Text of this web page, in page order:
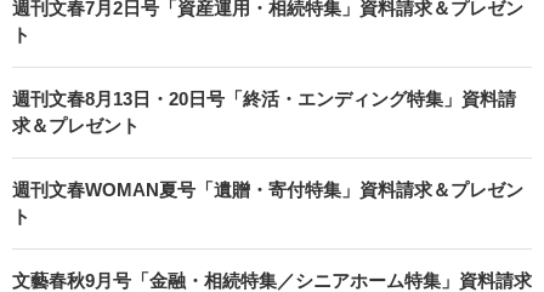
週刊文春7月2日号「資産運用・相続特集」資料請求＆プレゼン
ト
週刊文春8月13日・20日号「終活・エンディング特集」資料請
求＆プレゼント
週刊文春WOMAN夏号「遺贈・寄付特集」資料請求＆プレゼン
ト
文藝春秋9月号「金融・相続特集／シニアホーム特集」資料請求